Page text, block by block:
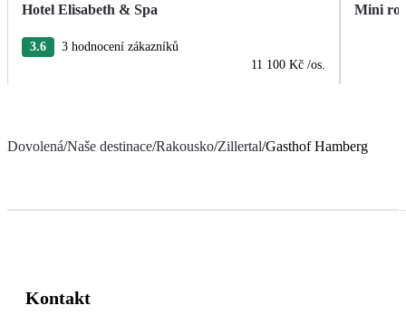
Hotel Elisabeth & Spa
3.6
3 hodnocení zákazníků
11 100 Kč /os.
Mini
Dovolená/Naše destinace/Rakousko/Zillertal/Gasthof Hamberg
Kontakt